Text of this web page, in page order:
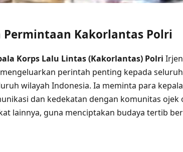
Permintaan Kakorlantas Polri
Korps Lalu Lintas (Kakorlantas) Polri
perintah penting kepada
wilayah Indonesia. Ia meminta para
dan kedekatan dengan komunitas ojek
lainnya, guna menciptakan budaya tertib